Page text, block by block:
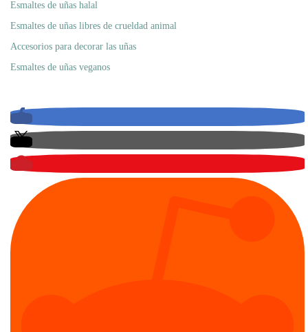
Esmaltes de uñas halal
Esmaltes de uñas libres de crueldad animal
Accesorios para decorar las uñas
Esmaltes de uñas veganos